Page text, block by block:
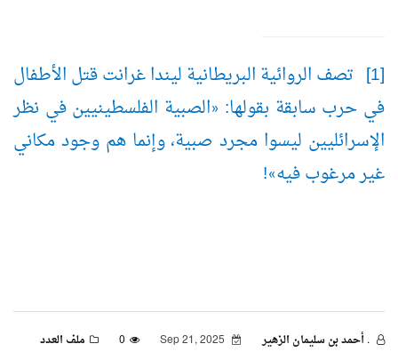
[1] تصف الروائية البريطانية ليندا غرانت قتل الأطفال
في حرب سابقة بقولها: «الصبية الفلسطينيين في نظر
الإسرائليين ليسوا مجرد صبية، وإنما هم وجود مكاني
غير مرغوب فيه»
!
. أحمد بن سليمان الزهير 0
ملف العدد